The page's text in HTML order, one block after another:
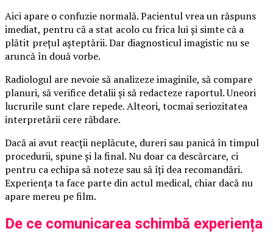
Aici apare o confuzie normală. Pacientul vrea un răspuns
imediat, pentru că a stat acolo cu frica lui și simte că a
plătit prețul așteptării. Dar diagnosticul imagistic nu se
aruncă în două vorbe.
Radiologul are nevoie să analizeze imaginile, să compare
planuri, să verifice detalii și să redacteze raportul. Uneori
lucrurile sunt clare repede. Alteori, tocmai seriozitatea
interpretării cere răbdare.
Dacă ai avut reacții neplăcute, dureri sau panică în timpul
procedurii, spune și la final. Nu doar ca descărcare, ci
pentru ca echipa să noteze sau să îți dea recomandări.
Experiența ta face parte din actul medical, chiar dacă nu
apare mereu pe film.
De ce comunicarea schimbă experiența